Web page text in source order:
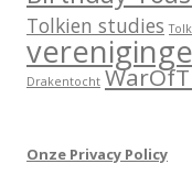
Tolkien studies
Drakentocht
Onze Privacy Policy